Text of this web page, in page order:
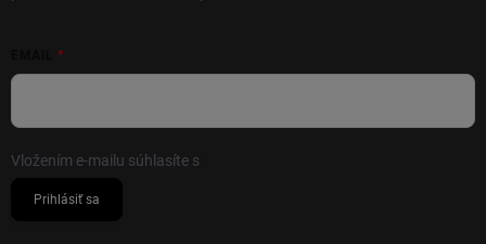
Vložením e-mailu súhlasíte s
Prihlásiť sa